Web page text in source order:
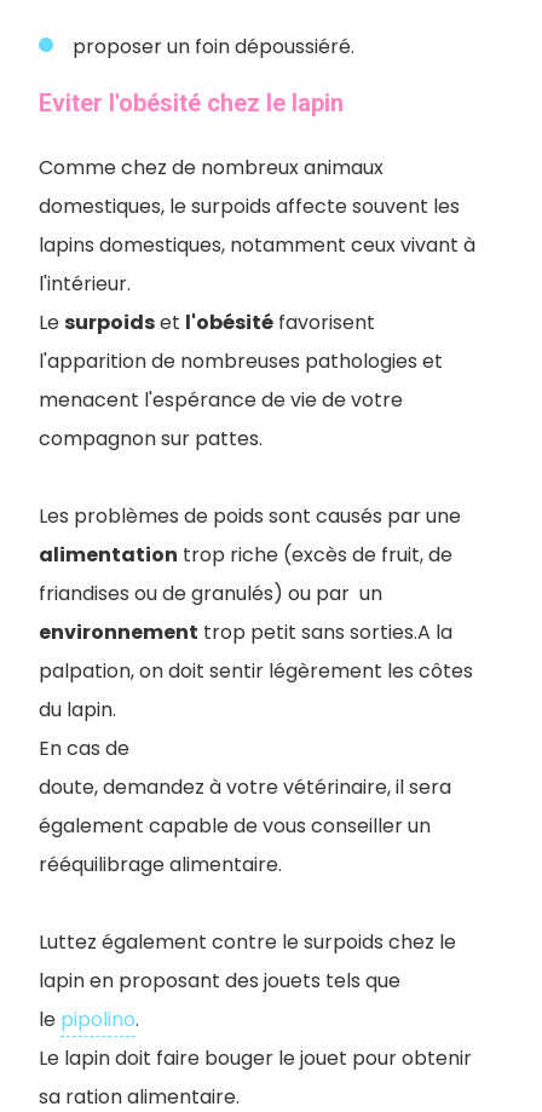
proposer un foin dépoussiéré.
Eviter l'obésité chez le lapin
Comme chez de nombreux animaux
domestiques, le surpoids affecte souvent les
lapins domestiques, notamment ceux vivant à
l'intérieur.
Lesurpoidset l'obésité favorisent
l'apparition de nombreuses pathologies et
menacent l'espérance de vie de votre
compagnon sur pattes.
Les problèmes de poids sont causés par une
alimentation trop riche (excès de fruit, de
friandises ou de granulés) ou par un
environnement trop petit sans sorties.A la
palpation, on doit sentir légèrement les côtes
du lapin.
En cas de
doute, demandez à votre vétérinaire, il sera
également capable de vous conseiller un
rééquilibrage alimentaire.
Luttez également contre le surpoids chez le
lapin en proposant des jouets tels que
le pipolino.
Le lapin doit faire bouger le jouet pour obtenir
sa ration alimentaire.